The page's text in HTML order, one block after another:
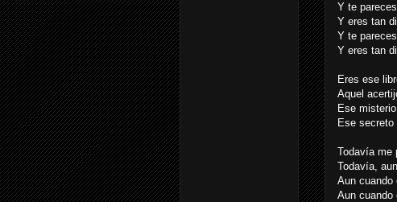
Y te
Y eres tan
Y te
Y eres tan
Eres ese
Aquel
Ese
Ese
Todavía me
Todavía,
Aun cuando
Aun cuando